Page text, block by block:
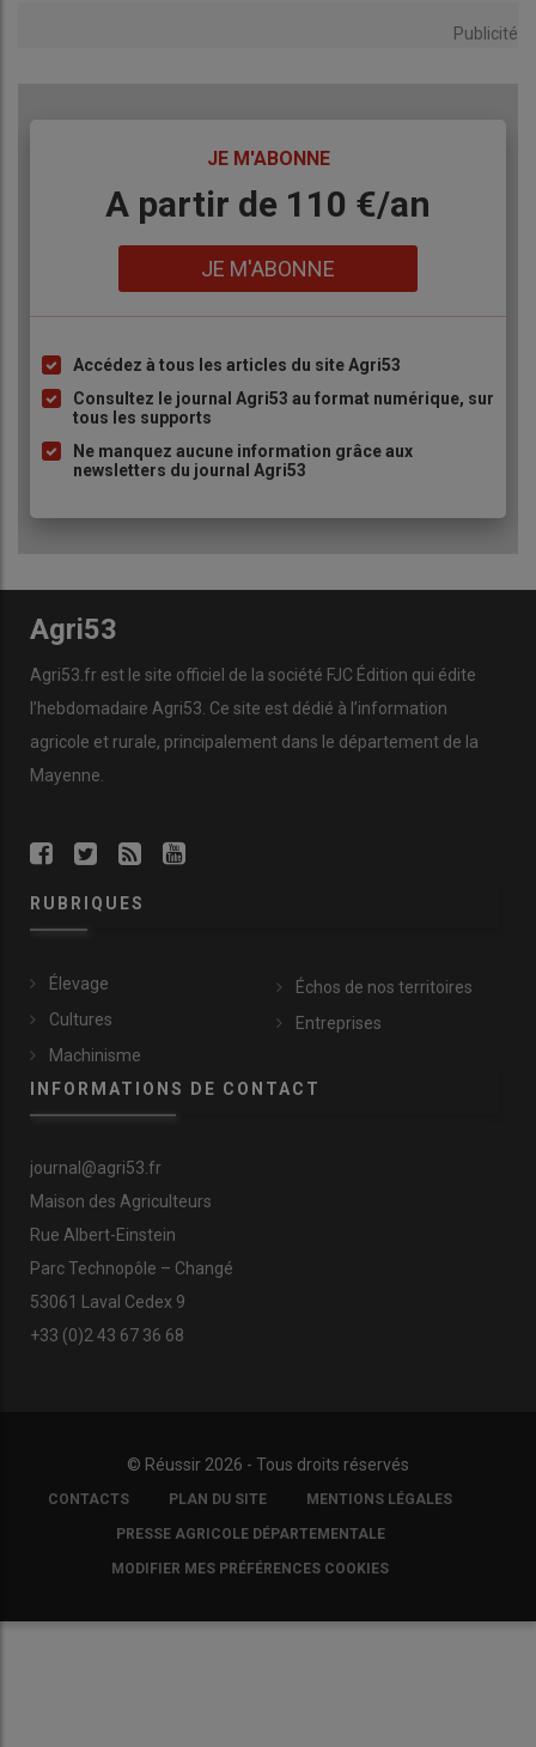
Publicité
JE M'ABONNE
BodyA partir de 110 €/an
JE M'ABONNE
Liste
à
puce
Accédez à tous les articles du site Agri53
Consultez le journal Agri53 au format numérique, sur
tous les supports
Ne manquez aucune information grâce aux
newsletters du journal Agri53
Agri53
Agri53.fr est le site officiel de la société FJC Édition qui édite
l’hebdomadaire Agri53. Ce site est dédié à l’information
agricole et rurale, principalement dans le département de la
Mayenne.
RUBRIQUES
Élevage
Cultures
Machinisme
Échos de nos territoires
Entreprises
INFORMATIONS DE CONTACT
journal@agri53.fr
Maison des Agriculteurs
Rue Albert-Einstein
Parc Technopôle – Changé
53061 Laval Cedex 9
+33 (0)2 43 67 36 68
© Réussir 2026 - Tous droits réservés
FOOTER
COPYRIGHT
CONTACTS PLAN DU SITE MENTIONS LÉGALES
PRESSE AGRICOLE DÉPARTEMENTALE
MODIFIER MES PRÉFÉRENCES COOKIES